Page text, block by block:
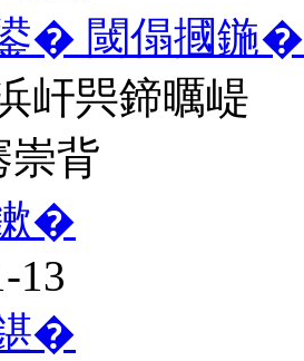
� 閾傝摑鍦
屽巺鍗曞崼
崇背
�
13
�